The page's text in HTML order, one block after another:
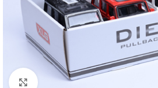
გახსნა